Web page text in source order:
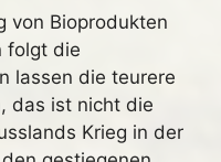
von Bioprodukten
folgt die
lassen die teurere
das ist nicht die
Krieg in der